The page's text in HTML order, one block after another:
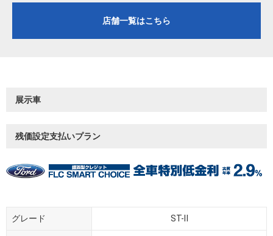
店舗一覧はこちら
展示車
残価設定支払いプラン
グレード ST-Ⅱ